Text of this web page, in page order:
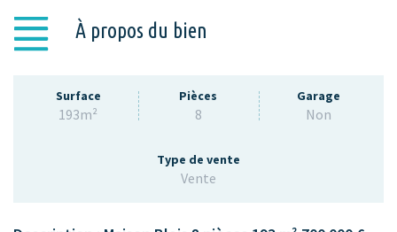
À propos du bien
Surface
193m²
Pièces
8
Garage
Non
Type de vente
Vente